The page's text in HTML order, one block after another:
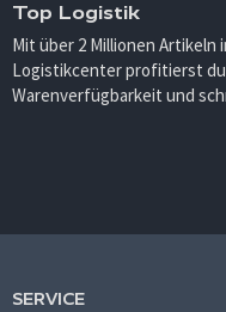
Top Logistik
Mit über 2 Millionen Artikeln
Logistikcenter profitierst
Warenverfügbarkeit und
SERVICE